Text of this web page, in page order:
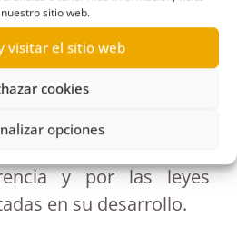
sitio web.
visitar el sitio web
cookies
opciones
de autoridades
cargos, así como la
denunciantes de
al ordenamiento
pública y la necesidad
y por las leyes
en su desarrollo.